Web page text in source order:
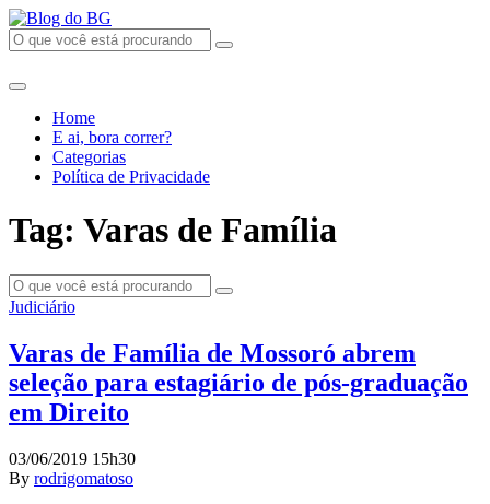
Home
E ai, bora correr?
Categorias
Política de Privacidade
Tag: Varas de Família
Judiciário
Varas de Família de Mossoró abrem
seleção para estagiário de pós-graduação
em Direito
03/06/2019 15h30
By rodrigomatoso